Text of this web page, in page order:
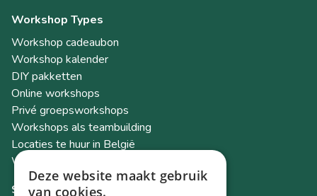
Workshop Types
Workshop cadeaubon
Workshop kalender
DIY pakketten
Online workshops
Privé groepsworkshops
Workshops als teambuilding
Locaties te huur in België
Workshop Academy
Socials
Deze website maakt gebruik
van cookies.